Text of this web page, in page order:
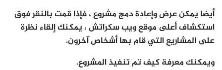
أيضا يمكن عرض وإعادة دمج مشروع ، فإذا قمت بالنقر فوق
استكشاف أعلى موقع ويب سكراتش ، يمكنك إلقاء نظرة
على المشاريع التي قام بها أشخاص آخرون.
ويمكنك معرفة كيف تم تنفيذ المشروع.